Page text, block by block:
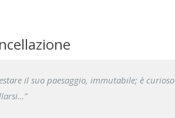
il suo paesaggio, immutabile; è curioso